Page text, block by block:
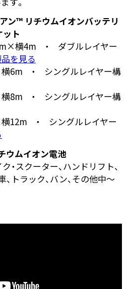
ン™ リチウムイオンバッテリ
ット
横4m ・ ダブルレイヤー
を見る
6m ・ シングルレイヤー構
8m ・ シングルレイヤー構
12m ・ シングルレイヤー
ウムイオン電池
・スクーター、ハンドリフト、
トラック、バン、その他中～